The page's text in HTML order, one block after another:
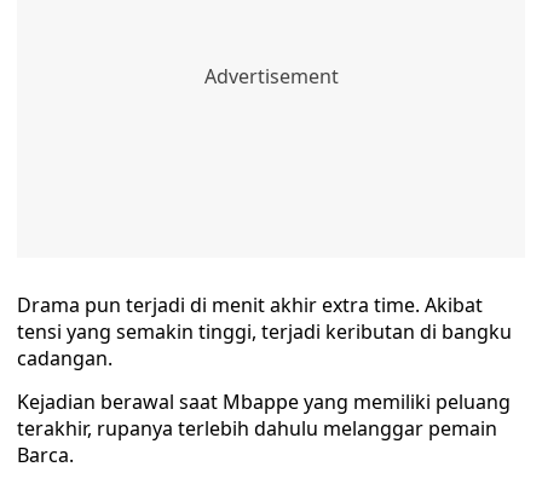
Drama pun terjadi di menit akhir extra time. Akibat
tensi yang semakin tinggi, terjadi keributan di bangku
cadangan.
Kejadian berawal saat Mbappe yang memiliki peluang
terakhir, rupanya terlebih dahulu melanggar pemain
Barca.